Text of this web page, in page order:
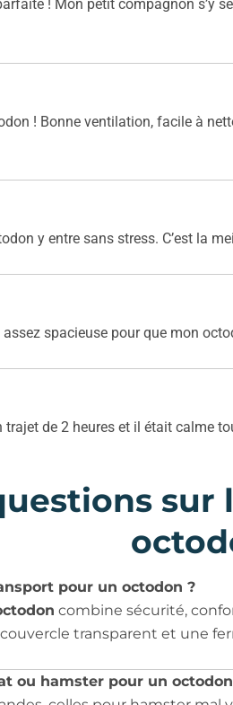
! Mon petit compagnon s’y
! Bonne ventilation, facile à
y entre sans stress. C’est la
assez spacieuse pour que mon
trajet de 2 heures et il était calme
pour un octodon ?
combine sécurité,
transparent et une
ou hamster pour un